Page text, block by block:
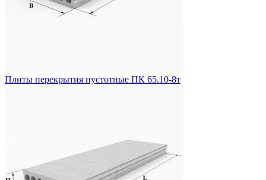
Плиты перекрытия пустотные ПК 65.10-8т